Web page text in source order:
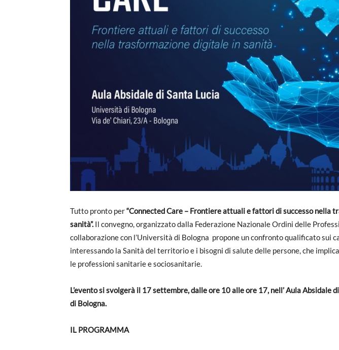
Tutto pronto per“Connected Care – Frontiere attuali e fattori di successo nella
sanità”. Il convegno, organizzato dalla Federazione Nazionale Ordini delle
collaborazione con l’Università di Bologna propone un confronto qualificato sui
interessando la Sanità del territorio e i bisogni di salute delle persone, che
le professioni sanitarie e sociosanitarie.
L’evento si svolgerà il 17 settembre, dalle ore 10 alle ore 17, nell’ Aula Absidale
di Bologna.
IL PROGRAMMA